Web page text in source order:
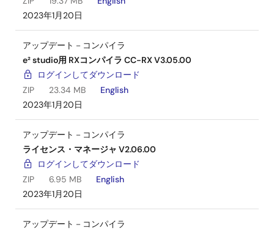
2023年1月20日
アップデート－コンパイラ
e² studio用 RXコンパイラ CC-RX V3.05.00
ログインしてダウンロード
ZIP
23.34 MB
English
2023年1月20日
アップデート－コンパイラ
ライセンス・マネージャ V2.06.00
ログインしてダウンロード
ZIP
6.95 MB
English
2023年1月20日
アップデート－コンパイラ